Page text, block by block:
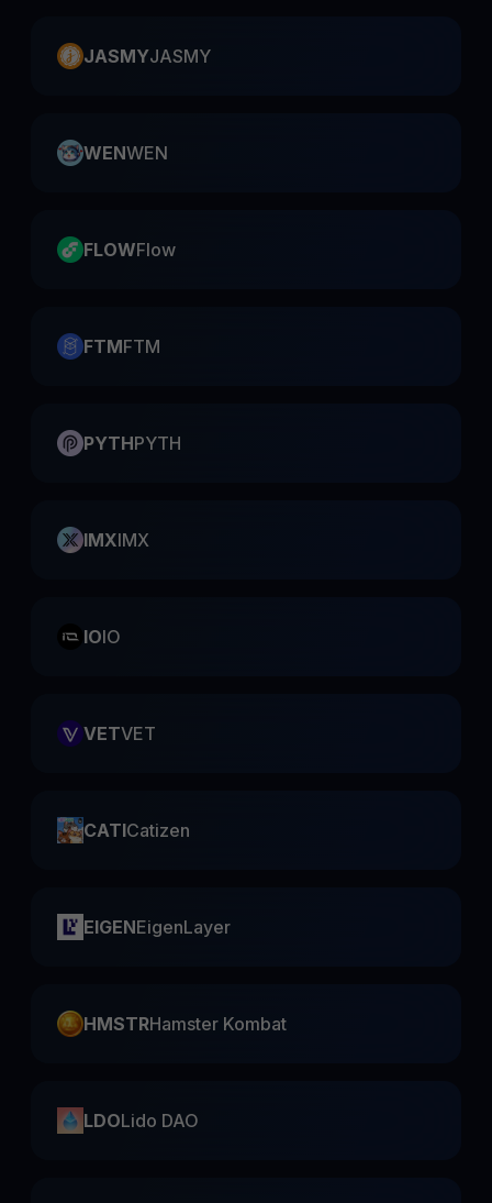
JASMYJASMY
WENWEN
FLOWFlow
FTMFTM
PYTHPYTH
IMXIMX
IOIO
VETVET
CATICatizen
EIGENEigenLayer
HMSTRHamster Kombat
LDOLido DAO